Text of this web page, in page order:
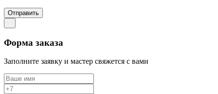
Отправить
Форма заказа
Заполните заявку и мастер свяжется с вами